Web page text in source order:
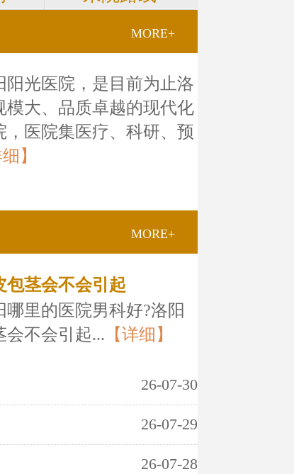
MORE+
阳光医院，是目前为止洛
模大、品质卓越的现代化
，医院集医疗、科研、预
】
MORE+
包茎会不会引起
哪里的医院男科好?洛阳
会不会引起... 【详细】
26-07-30
26-07-29
26-07-28